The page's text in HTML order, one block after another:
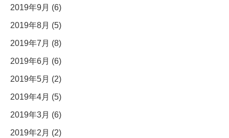
2019年9月 (6)
2019年8月 (5)
2019年7月 (8)
2019年6月 (6)
2019年5月 (2)
2019年4月 (5)
2019年3月 (6)
2019年2月 (2)